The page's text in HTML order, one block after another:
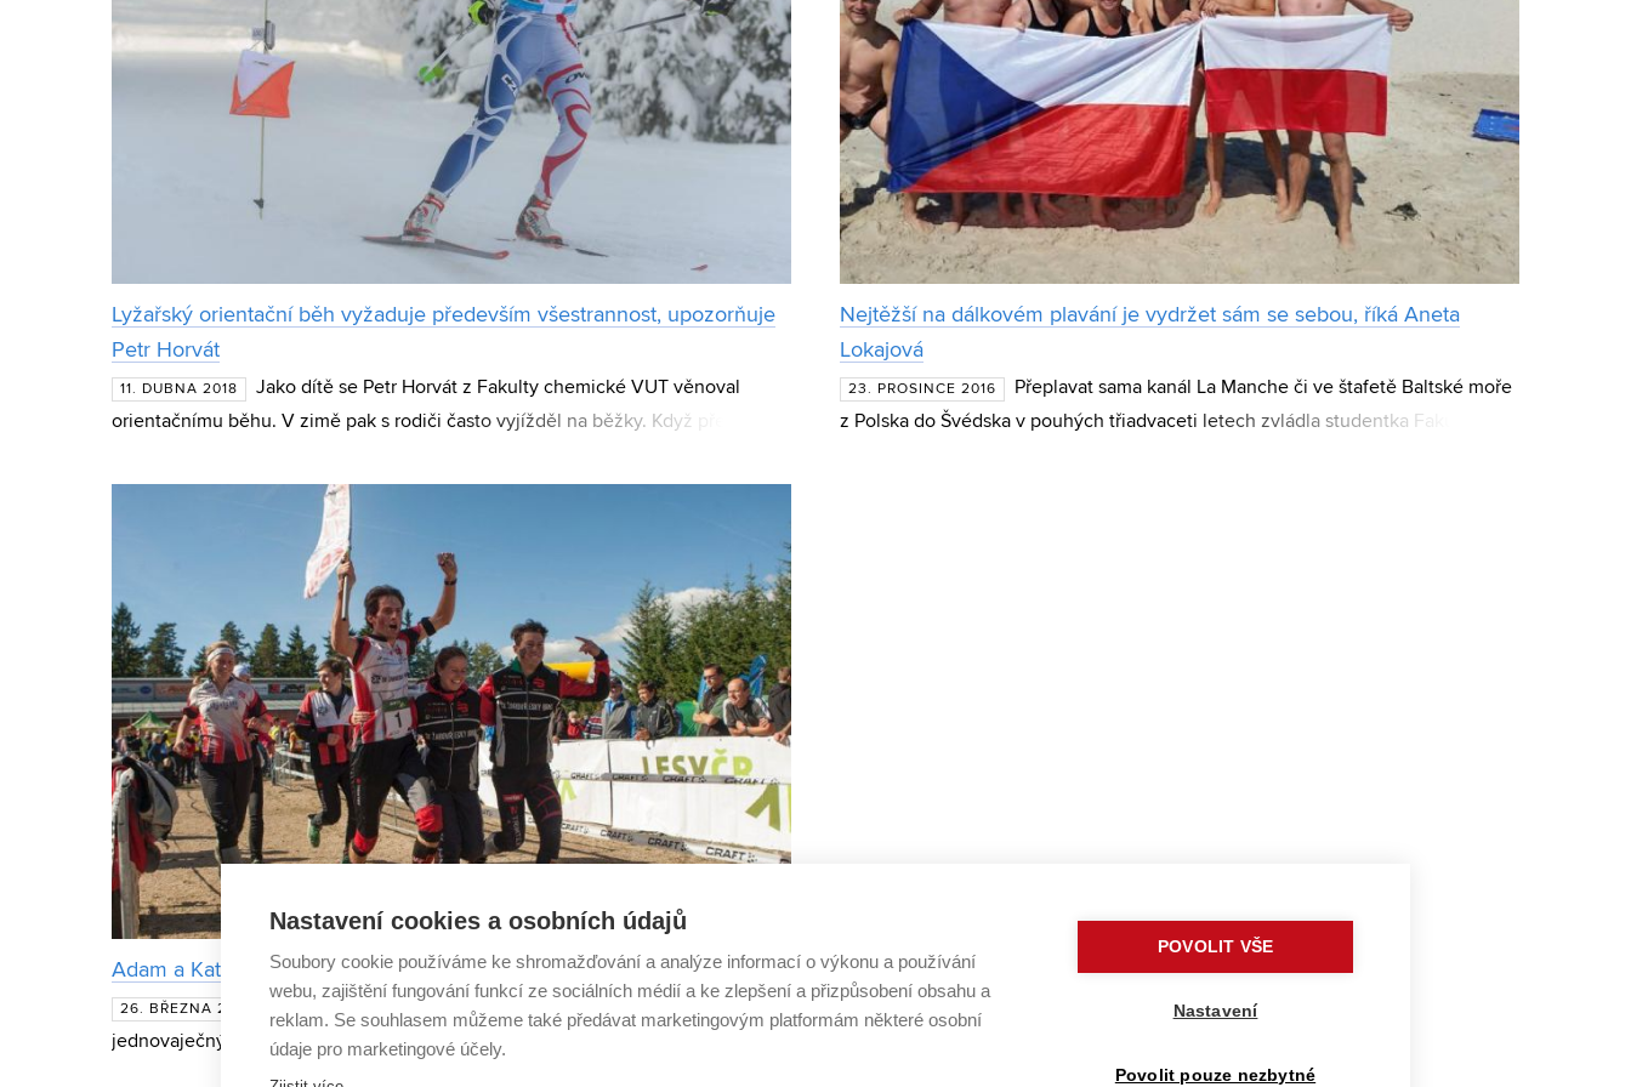
Lyžařský orientační běh vyžaduje především všestrannost, upozorňuje
Petr Horvát
11. DUBNA 2018
Jako dítě se Petr Horvát z Fakulty chemické VUT věnoval
orientačnímu běhu. V zimě pak s rodiči často vyjížděl na běžky. Když před
Nejtěžší na dálkovém plavání je vydržet sám se sebou, říká Aneta
Lokajová
23. PROSINCE 2016
Přeplavat sama kanál La Manche či ve štafetě Baltské moře
z Polska do Švédska v pouhých třiadvaceti letech zvládla studentka Fakulty
Adam a Kateřina Chromí: Já byla zadýchaná, brácha se skoro nudil
26. BŘEZNA 2015
Podobnou shodu v zájmech by člověk spíše čekal u
jednovaječných dvojčat. Přestože však Adam Chromý přišel na svět o šest let
dříve než jeho sestra Kateřina, mnoho údajů v pomyslných dotaznících by oba
Nastavení cookies a osobních údajů
Soubory cookie používáme ke shromažďování a analýze informací o výkonu a používání
webu, zajištění fungování funkcí ze sociálních médií a ke zlepšení a přizpůsobení obsahu a
reklam. Se souhlasem můžeme také předávat marketingovým platformám některé osobní
údaje pro marketingové účely.
POVOLIT VŠE
Nastavení
Povolit pouze nezbytné